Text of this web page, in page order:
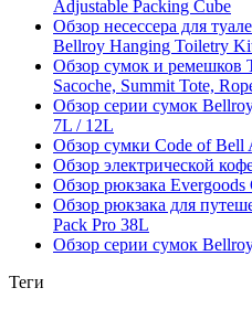
Adjustable Packing Cube
Обзор несессера для
Bellroy Hanging Toiletry
Обзор сумок и ремешков
Sacoche, Summit Tote,
Обзор серии сумок
7L / 12L
Обзор сумки Code of Bell
Обзор электрической
Обзор рюкзака
Обзор рюкзака для
Pack Pro 38L
Обзор серии сумок
Теги